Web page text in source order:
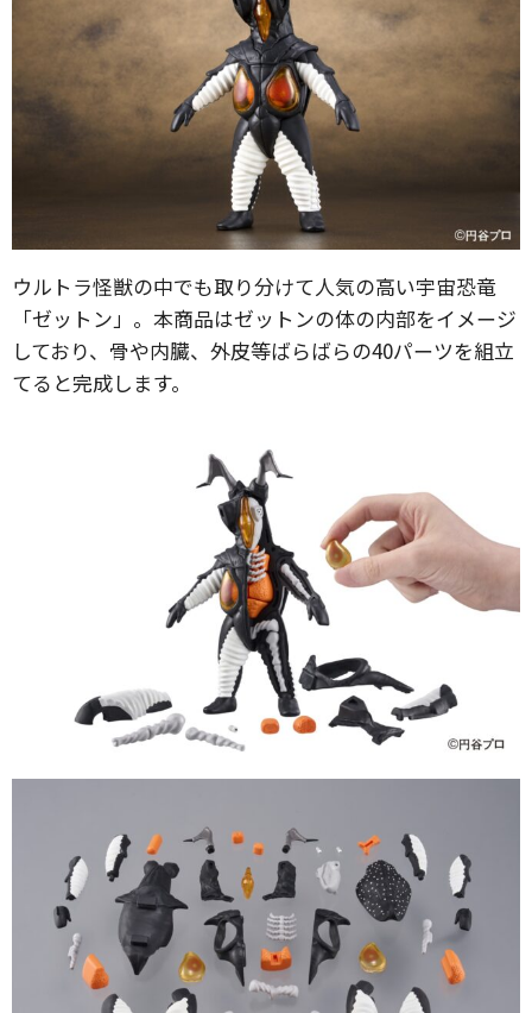
ウルトラ怪獣の中でも取り分けて人気の高い宇宙恐竜
「ゼットン」。本商品はゼットンの体の内部をイメージ
しており、骨や内臓、外皮等ばらばらの40パーツを組立
てると完成します。